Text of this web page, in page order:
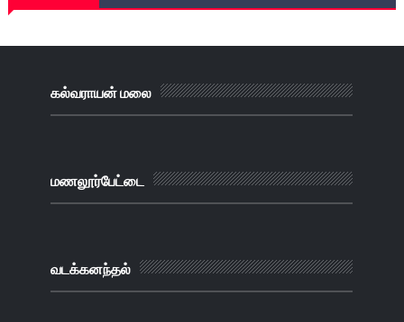
கல்வராயன் மலை
மணலூர்பேட்டை
வடக்கனந்தல்